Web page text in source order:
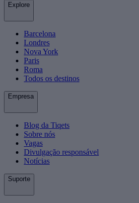
Explore
Barcelona
Londres
Nova York
Paris
Roma
Todos os destinos
Empresa
Blog da Tiqets
Sobre nós
Vagas
Divulgação responsável
Notícias
Suporte